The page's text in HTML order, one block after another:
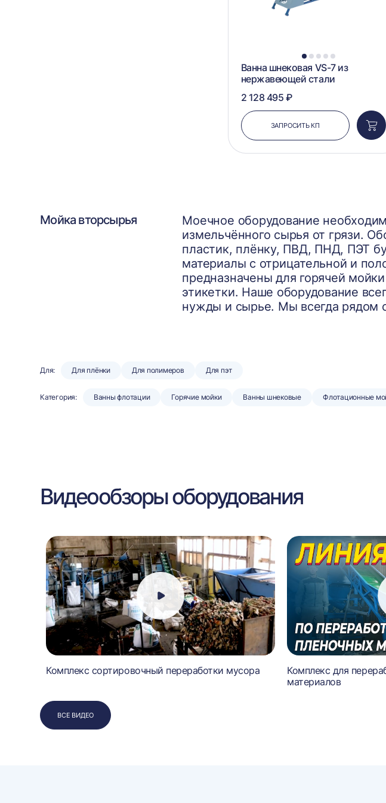
1 2 3 4 5
Ванна шнековая VS-7 из
нержавеющей стали
2 128 495 ₽
ЗАПРОСИТЬ КП
в
Мойка вторсырья
Моечное оборудование
измельчённого сырья от грязи.
пластик, плёнку, ПВД, ПНД, ПЭТ
материалы с отрицательной и
предназначены для горячей
этикетки. Наше оборудование
нужды и сырье. Мы всегда рядом
Для: Для плёнки Для полимеров Для пэт
Категория: Ванны флотации Горячие мойки Ванны шнековые Флотационные
Видеообзоры оборудования
Комплекс сортировочный переработки мусора
Комплекс для
материалов
ВСЕ ВИДЕО